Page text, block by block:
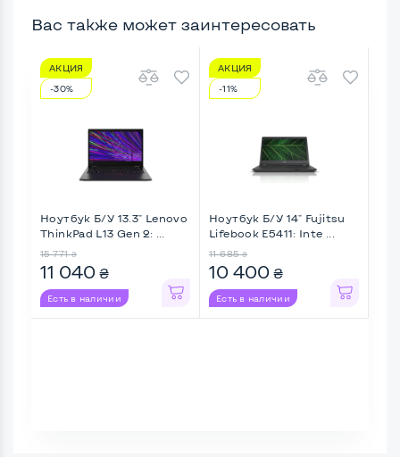
Вас также может заинтересовать
АКЦИЯ
-30%
Ноутбук Б/У 13.3" Lenovo
ThinkPad L13 Gen 2: ...
15 771 ₴
11 040 ₴
Есть в наличии
АКЦИЯ
-11%
Ноутбук Б/У 14" Fujitsu
Lifebook E5411: Inte ...
11 685 ₴
10 400 ₴
Есть в наличии